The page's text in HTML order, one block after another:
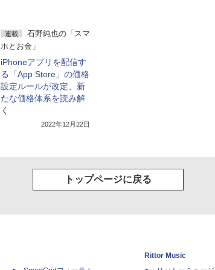
連載
石野純也の「スマ
ホとお金」
iPhoneアプリを配信す
る「App Store」の価格
設定ルールが改定、新
たな価格体系を読み解
く
2022年12月22日
トップページに戻る
Rittor Music